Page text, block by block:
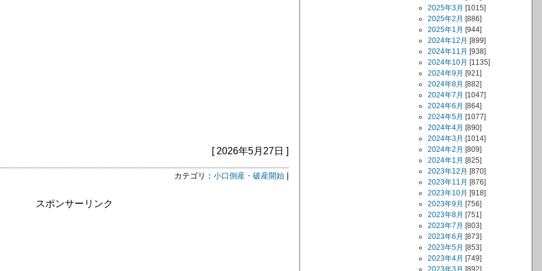
[ 2026年5月27日 ]
カテゴリ： 小口倒産・破産開始
スポンサーリンク
2025年3月 [1015]
2025年2月 [886]
2025年1月 [944]
2024年12月 [899]
2024年11月 [938]
2024年10月 [1135]
2024年9月 [921]
2024年8月 [882]
2024年7月 [1047]
2024年6月 [864]
2024年5月 [1077]
2024年4月 [890]
2024年3月 [1014]
2024年2月 [809]
2024年1月 [825]
2023年12月 [870]
2023年11月 [876]
2023年10月 [918]
2023年9月 [756]
2023年8月 [751]
2023年7月 [803]
2023年6月 [873]
2023年5月 [853]
2023年4月 [749]
2023年3月 [892]